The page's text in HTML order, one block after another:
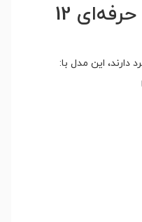
سیستم گرمایشی حرفه‌ای 12
این مدل با: